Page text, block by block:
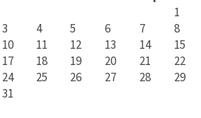
1
3
4 5 6 7 8
10
11 12 13 14 15
17
18 19 20 21 22
24
25 26 27 28 29
31